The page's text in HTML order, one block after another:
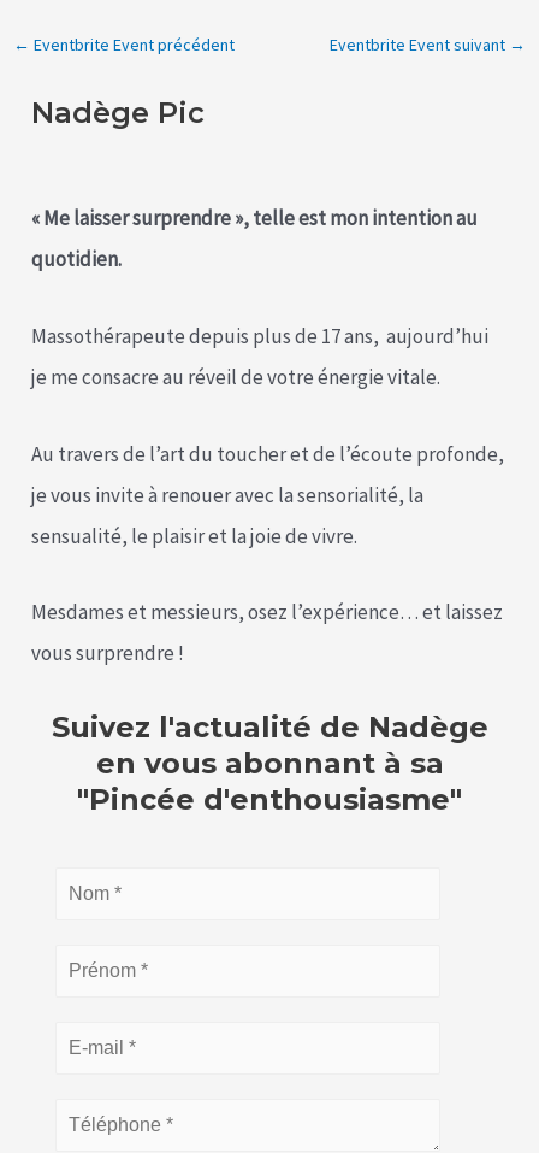
← Eventbrite Event précédent Eventbrite Event suivant →
Nadège Pic
« Me laisser surprendre », telle est mon intention au
quotidien.
Massothérapeute depuis plus de 17 ans, aujourd’hui
je me consacre au réveil de votre énergie vitale.
Au travers de l’art du toucher et de l’écoute profonde,
je vous invite à renouer avec la sensorialité, la
sensualité, le plaisir et la joie de vivre.
Mesdames et messieurs, osez l’expérience… et laissez
vous surprendre !
Suivez l'actualité de Nadège
en vous abonnant à sa
"Pincée d'enthousiasme"